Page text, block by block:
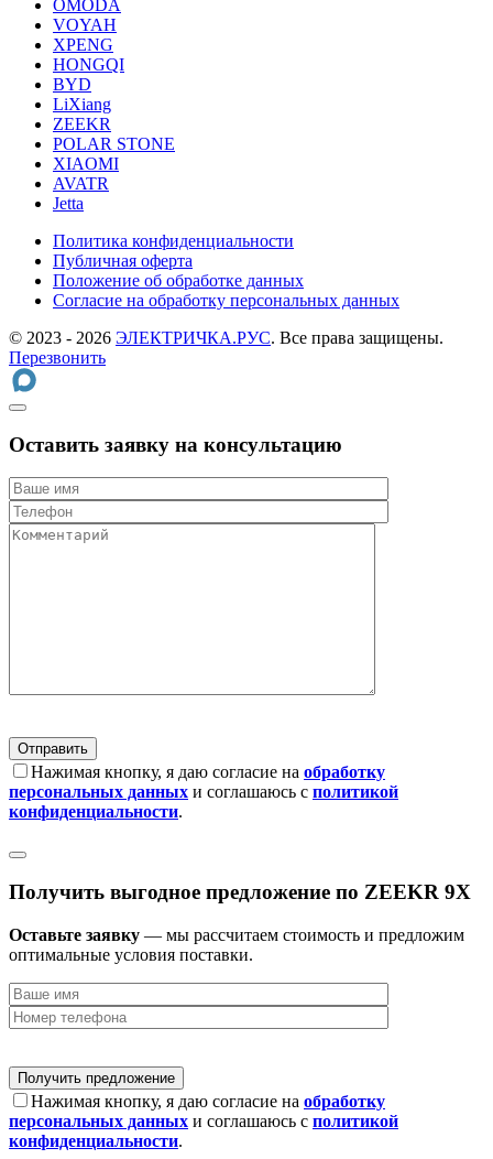
OMODA
VOYAH
XPENG
HONGQI
BYD
LiXiang
ZEEKR
POLAR STONE
XIAOMI
AVATR
Jetta
Политика конфиденциальности
Публичная оферта
Положение об обработке данных
Cогласие на обработку персональных данных
© 2023 - 2026 ЭЛЕКТРИЧКА.РУС. Все права защищены.
Перезвонить
Оставить заявку на консультацию
Нажимая кнопку, я даю согласие на обработку
персональных данных и соглашаюсь с политикой
конфиденциальности.
Получить выгодное предложение по ZEEKR 9X
Оставьте заявку — мы рассчитаем стоимость и предложим
оптимальные условия поставки.
Нажимая кнопку, я даю согласие на обработку
персональных данных и соглашаюсь с политикой
конфиденциальности.